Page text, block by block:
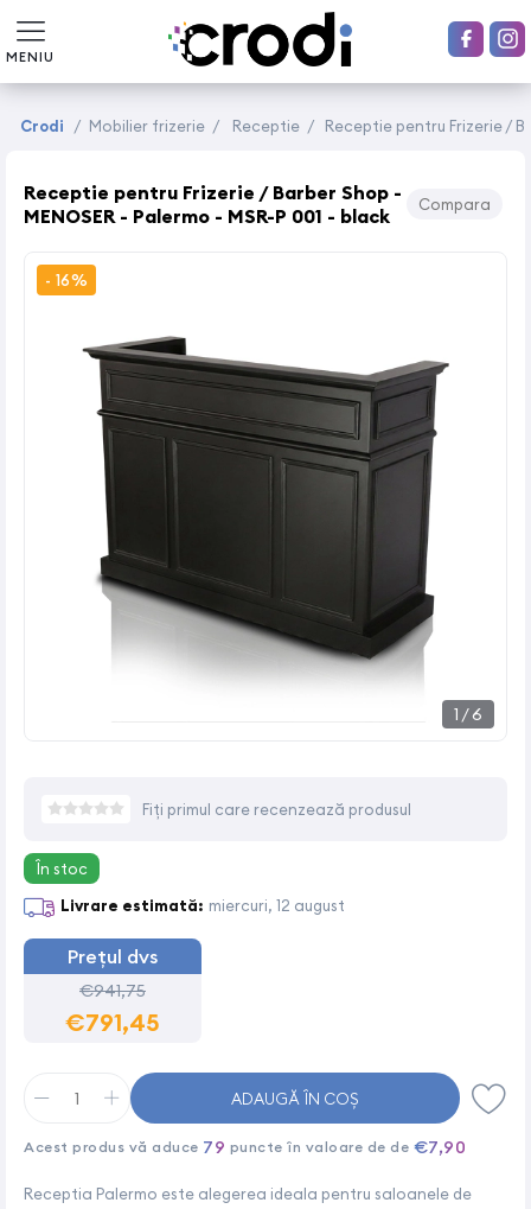
MENIU
Crodi / Mobilier frizerie / Receptie / Receptie pentru Frizerie /
Receptie pentru Frizerie / Barber Shop -
MENOSER - Palermo - MSR-P 001 - black
Compara
1 /6
- 16%
Receptia Palermo este alegerea ideala pentru saloanele de
Fiți primul care recenzează produsul
În stoc
Livrare estimată: miercuri, 12 august
Prețul dvs
€941,75
€791,45
ADAUGĂ ÎN COȘ
Acest produs vă aduce 79 puncte în valoare de de €7,90